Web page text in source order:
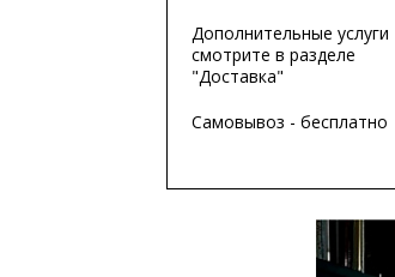
Дополнительные услуги
смотрите в разделе
"Доставка"
Самовывоз - бесплатно